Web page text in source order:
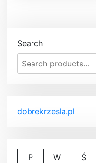
Search
dobrekrzesla.pl
P W Ś